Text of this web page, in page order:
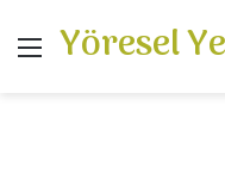
Menü
Yöresel